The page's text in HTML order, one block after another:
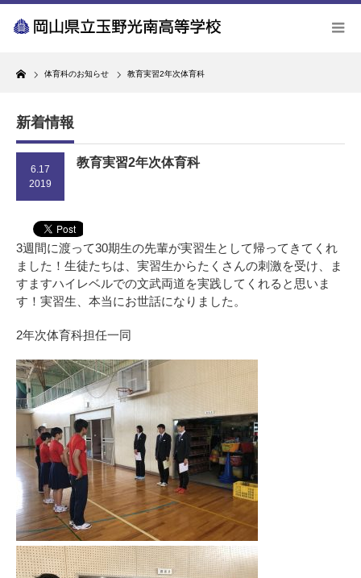
Home
体育科のお知らせ 教育実習2年次体育科
新着情報
6.17
2019
教育実習2年次体育科
3週間に渡って30期生の先輩が実習生として帰ってきてくれ
ました！生徒たちは、実習生からたくさんの刺激を受け、ま
すますハイレベルでの文武両道を実践してくれると思いま
す！実習生、本当にお世話になりました。
2年次体育科担任一同